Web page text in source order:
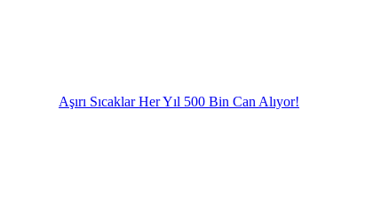
Aşırı Sıcaklar Her Yıl 500 Bin Can Alıyor!